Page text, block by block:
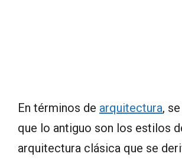
En términos de arquitectura,
que lo antiguo son los estilos
arquitectura clásica que se